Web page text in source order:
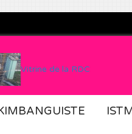
Vitrine de la RDC